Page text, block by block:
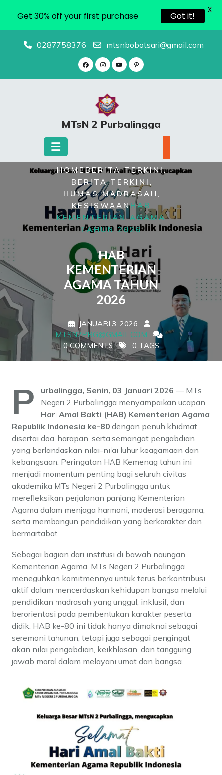
0287758376 mtsnbobotsari@gmail.com
MTsN 2 Purbalingga
HOMEBERITA TERKINI,
BERITA TERKINI ,
HUMAS MADRASAH ,
KESISWAANHAB
KEMENTERIAN AGAMA
TAHUN 2026
HAB
KEMENTERIAN
AGAMA TAHUN
2026
JANUARI 3, 2026
MTSN2PBG@GMAIL.COM
0 COMMENTS
0 TAGS
P urbalingga, Senin, 03 Januari 2026 — MTs
Negeri 2 Purbalingga menyampaikan ucapan
Hari Amal Bakti (HAB) Kementerian Agama
Republik Indonesia ke-80 dengan penuh khidmat,
disertai doa, harapan, serta semangat pengabdian
yang berlandaskan nilai-nilai luhur keagamaan dan
kebangsaan. Peringatan HAB Kemenag tahun ini
menjadi momentum penting bagi seluruh civitas
akademika MTs Negeri 2 Purbalingga untuk
merefleksikan perjalanan panjang Kementerian
Agama dalam menjaga harmoni, moderasi beragama,
serta membangun pendidikan yang berkarakter dan
bermartabat.
Sebagai bagian dari institusi di bawah naungan
Kementerian Agama, MTs Negeri 2 Purbalingga
meneguhkan komitmennya untuk terus berkontribusi
aktif dalam mencerdaskan kehidupan bangsa melalui
pendidikan madrasah yang unggul, inklusif, dan
berorientasi pada pembentukan karakter peserta
didik. HAB ke-80 ini tidak hanya dimaknai sebagai
seremoni tahunan, tetapi juga sebagai pengingat
akan nilai pengabdian, keikhlasan, dan tanggung
jawab moral dalam melayani umat dan bangsa.
Get 30% off your first purchase Got it!
X